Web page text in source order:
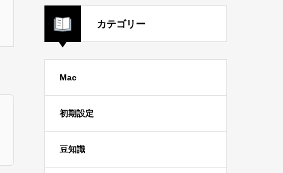
カテゴリー
Mac
初期設定
豆知識